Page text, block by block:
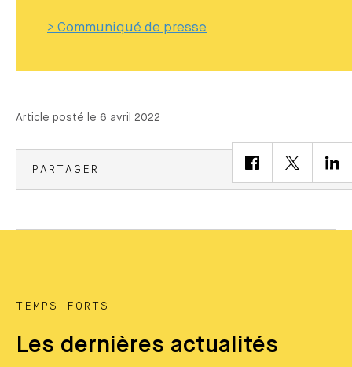
> Communiqué de presse
Article posté le 6 avril 2022
PARTAGER
TEMPS FORTS
Les dernières actualités